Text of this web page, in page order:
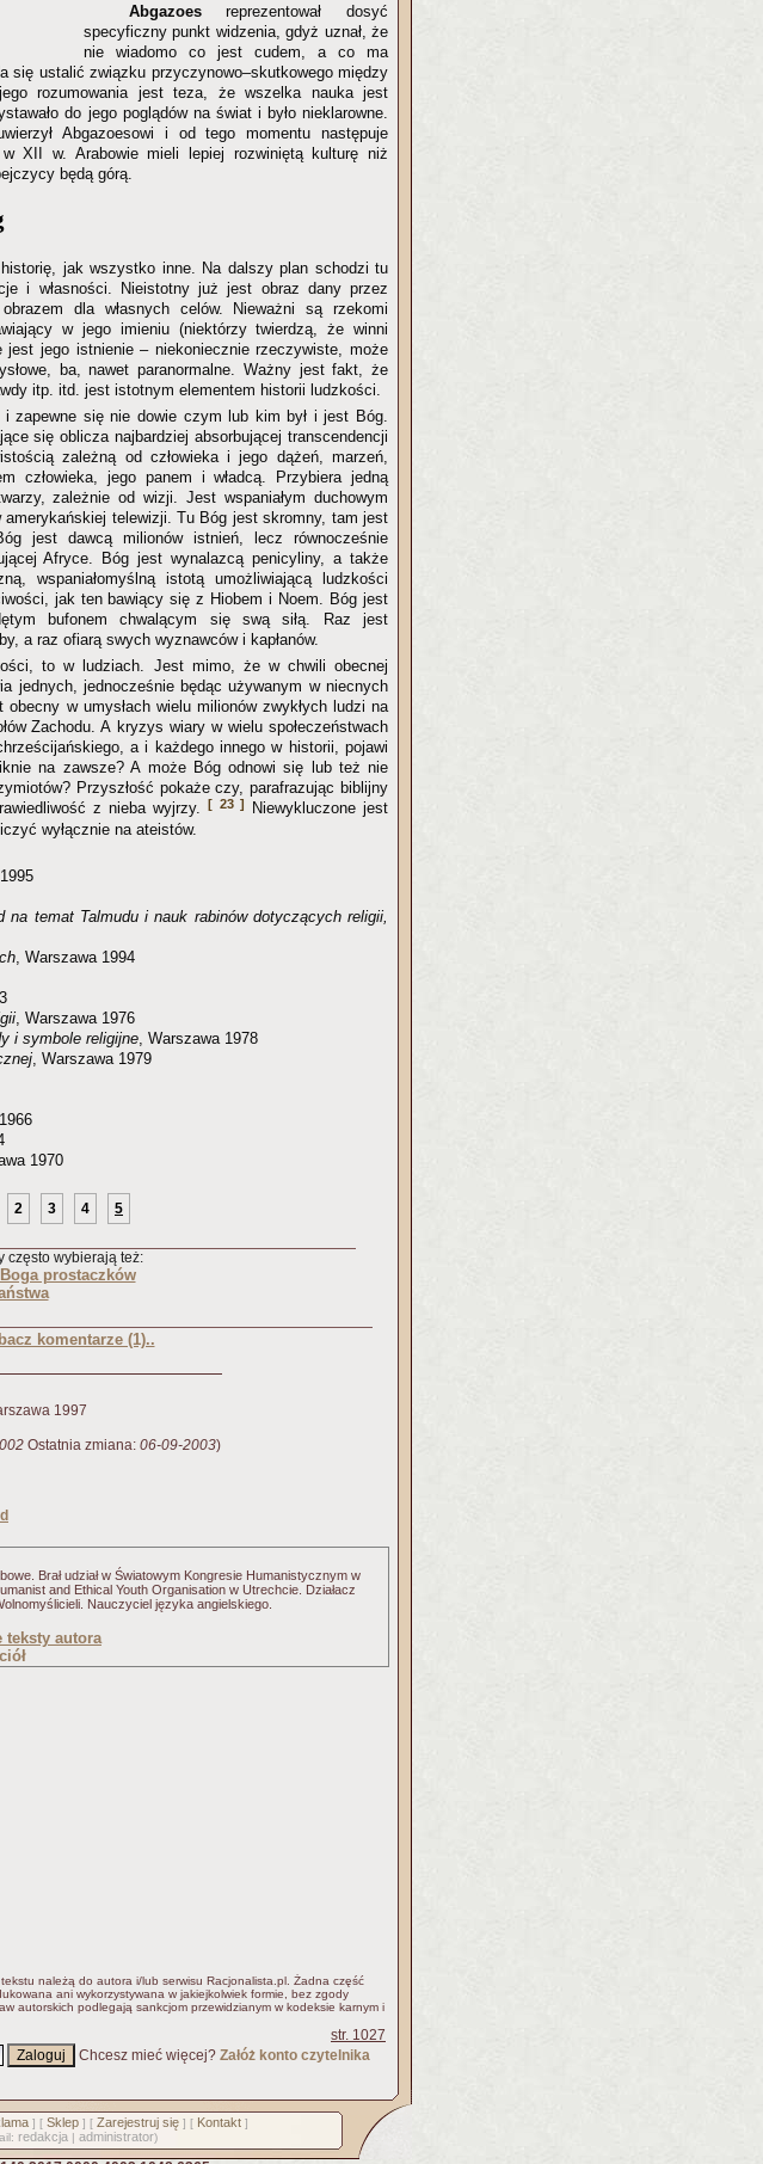
Abgazoesreprezentował dosyć
specyficzny punkt widzenia, gdyż uznał, że
nie wiadomo co jest cudem, a co ma
się ustalić związku przyczynowo–skutkowego między
rozumowania jest teza, że wszelka nauka jest
do jego poglądów na świat i było nieklarowne.
Abgazoesowi i od tego momentu następuje
XII w. Arabowie mieli lepiej rozwiniętą kulturę niż
będą górą.
jak wszystko inne. Na dalszy plan schodzi tu
i własności. Nieistotny już jest obraz dany przez
dla własnych celów. Nieważni są rzekomi
w jego imieniu (niektórzy twierdzą, że winni
jest jego istnienie – niekoniecznie rzeczywiste, może
ba, nawet paranormalne. Ważny jest fakt, że
itp. itd. jest istotnym elementem historii ludzkości.
i zapewne się nie dowie czym lub kim był i jest Bóg.
się oblicza najbardziej absorbującej transcendencji
zależną od człowieka i jego dążeń, marzeń,
człowieka, jego panem i władcą. Przybiera jedną
zależnie od wizji. Jest wspaniałym duchowym
amerykańskiej telewizji. Tu Bóg jest skromny, tam jest
jest dawcą milionów istnień, lecz równocześnie
Afryce. Bóg jest wynalazcą penicyliny, a także
wspaniałomyślną istotą umożliwiającą ludzkości
jak ten bawiący się z Hiobem i Noem. Bóg jest
bufonem chwalącym się swą siłą. Raz jest
a raz ofiarą swych wyznawców i kapłanów.
to w ludziach. Jest mimo, że w chwili obecnej
jednych, jednocześnie będąc używanym w niecnych
w umysłach wielu milionów zwykłych ludzi na
Zachodu. A kryzys wiary w wielu społeczeństwach
a i każdego innego w historii, pojawi
na zawsze? A może Bóg odnowi się lub też nie
Przyszłość pokaże czy, parafrazując biblijny
z nieba wyjrzy.[ 23 ]
Niewykluczone jest
wyłącznie na ateistów.
na temat Talmudu i nauk rabinów dotyczących religii,
, Warszawa 1994
, Warszawa 1976
i symbole religijne , Warszawa 1978
, Warszawa 1979
1970
2 3 4 5
często wybierają też:
prostaczków
komentarze (1)..
1997
Ostatnia zmiana: 06-09-2003)
Brał udział w Światowym Kongresie Humanistycznym w
and Ethical Youth Organisation w Utrechcie. Działacz
Nauczyciel języka angielskiego.
teksty autora
należą do autora i/lub serwisu Racjonalista.pl. Żadna część
ani wykorzystywana w jakiejkolwiek formie, bez zgody
autorskich podlegają sankcjom przewidzianym w kodeksie karnym i
str. 1027
Chcesz mieć więcej? Załóż konto czytelnika
] [ Sklep] [ Zarejestruj się] [ Kontakt]
redakcja | administrator)